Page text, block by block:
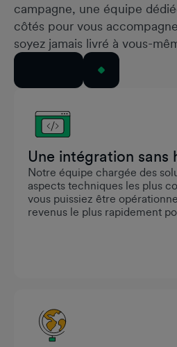
campagne, une équipe
côtés pour vous
soyez jamais livré à vous-
Une intégration sans
Notre équipe chargée des
aspects techniques les plus
vous puissiez être
revenus le plus rapidement